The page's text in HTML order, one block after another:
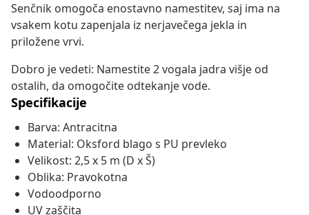
Senčnik omogoča enostavno namestitev, saj ima na
vsakem kotu zapenjala iz nerjavečega jekla in
priložene vrvi.
Dobro je vedeti: Namestite 2 vogala jadra višje od
ostalih, da omogočite odtekanje vode.
Specifikacije
Barva: Antracitna
Material: Oksford blago s PU prevleko
Velikost: 2,5 x 5 m (D x Š)
Oblika: Pravokotna
Vodoodporno
UV zaščita